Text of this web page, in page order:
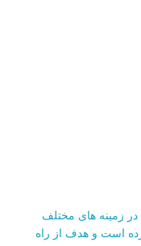
تیم پژوهشی کوله پشتی از اواخر سال 1390 در زمینه های مختلف
است و هدف از راه